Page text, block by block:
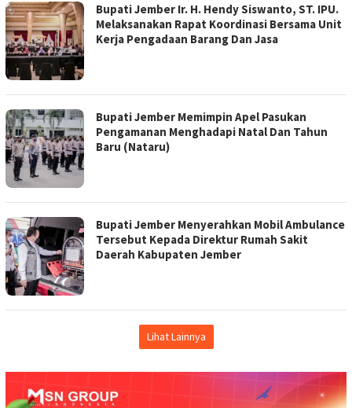
Bupati Jember Ir. H. Hendy Siswanto, ST. IPU.
Melaksanakan Rapat Koordinasi Bersama Unit
Kerja Pengadaan Barang Dan Jasa
Bupati Jember Memimpin Apel Pasukan
Pengamanan Menghadapi Natal Dan Tahun
Baru (Nataru)
Bupati Jember Menyerahkan Mobil Ambulance
Tersebut Kepada Direktur Rumah Sakit
Daerah Kabupaten Jember
Lihat Lainnya